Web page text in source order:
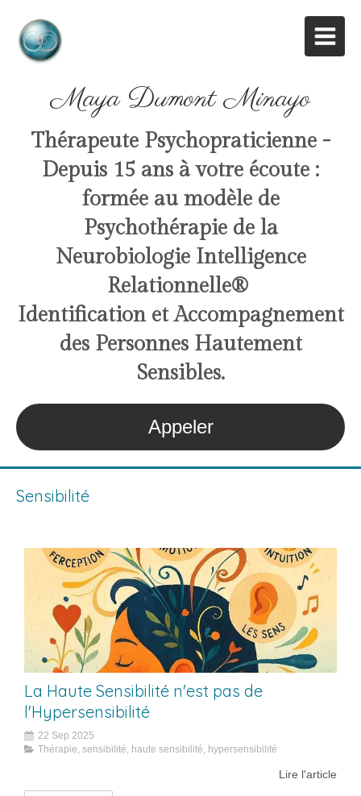
Maya Dumont Minayo
Thérapeute Psychopraticienne -
Depuis 15 ans à votre écoute :
formée au modèle de
Psychothérapie de la
Neurobiologie Intelligence
Relationnelle®
Identification et Accompagnement
des Personnes Hautement
Sensibles.
Appeler
Sensibilité
La Haute Sensibilité n'est pas de
l'Hypersensibilité
22 Sep 2025
Thérapie, sensibilité, haute sensibilité, hypersensibilité
Lire l'article